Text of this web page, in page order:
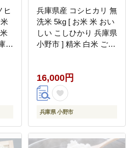
ヒ
県
兵庫県産 コシヒカリ 無
洗米 5kg [ お米 米 おい
しい こしひかり 兵庫県
小野市 ] 精米 白米 ご飯
さっぱり お米の王様
16,000円
兵庫県 小野市